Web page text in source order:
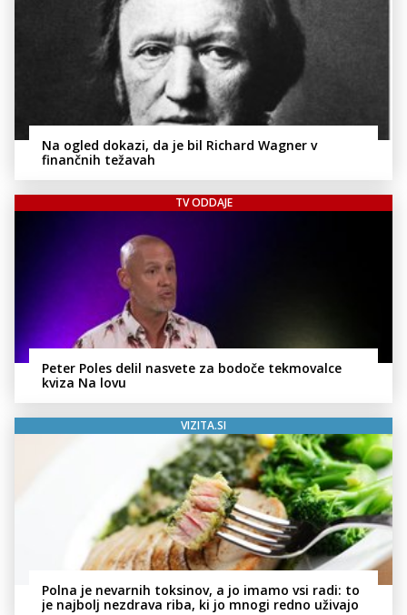
Na ogled dokazi, da je bil Richard Wagner v
finančnih težavah
TV ODDAJE
Peter Poles delil nasvete za bodoče tekmovalce
kviza Na lovu
VIZITA.SI
Polna je nevarnih toksinov, a jo imamo vsi radi: to
je najbolj nezdrava riba, ki jo mnogi redno uživajo